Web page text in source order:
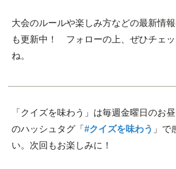
大会のルールや楽しみ方などの最新情報
も更新中！ フォローの上、ぜひチェ
ね。
「クイズを味わう」は毎週金曜日のお
のハッシュタグ「#クイズを味わう 」で
い。次回もお楽しみに！